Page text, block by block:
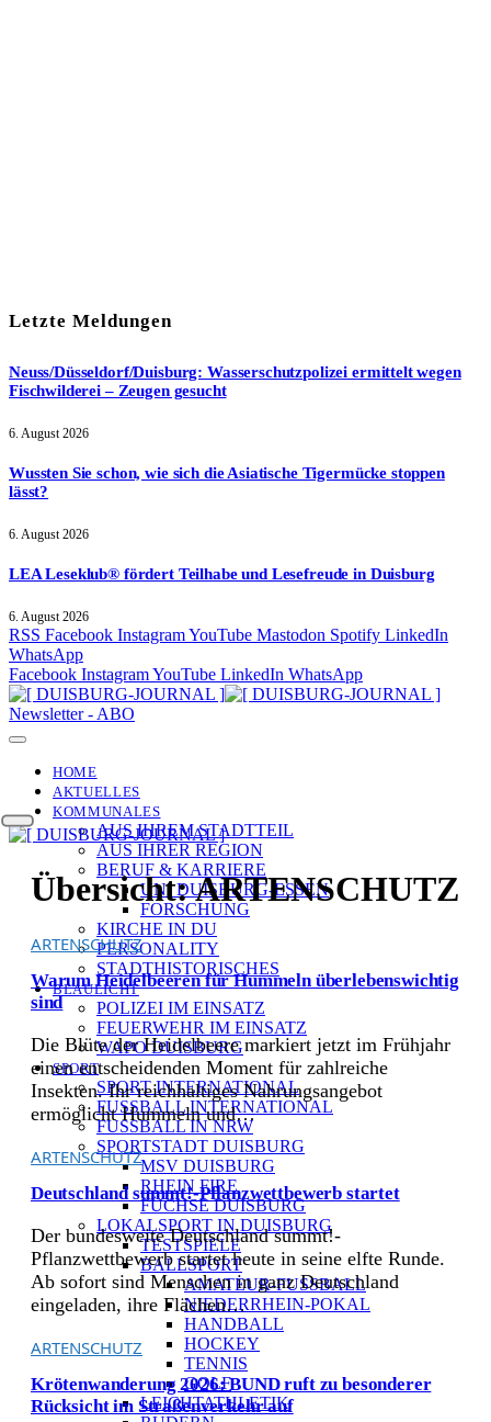
Letzte Meldungen
Neuss/Düsseldorf/Duisburg: Wasserschutzpolizei ermittelt wegen
Fischwilderei – Zeugen gesucht
6. August 2026
Wussten Sie schon, wie sich die Asiatische Tigermücke stoppen
lässt?
6. August 2026
LEA Leseklub® fördert Teilhabe und Lesefreude in Duisburg
6. August 2026
RSS Facebook InstagramYouTube Mastodon Spotify LinkedIn
WhatsApp
Facebook InstagramYouTube LinkedIn WhatsApp
Newsletter - ABO
HOME
AKTUELLES
KOMMUNALES
AUS IHREM STADTTEIL
AUS IHRER REGION
BERUF & KARRIERE
UNI DUISBURG-ESSEN
FORSCHUNG
KIRCHE IN DU
PERSONALITY
STADTHISTORISCHES
BLAULICHT
POLIZEI IM EINSATZ
FEUERWEHR IM EINSATZ
WAPO DUISBURG
SPORT
SPORT INTERNATIONAL
FUSSBALL INTERNATIONAL
FUSSBALL IN NRW
SPORTSTADT DUISBURG
MSV DUISBURG
RHEIN FIRE
FÜCHSE DUISBURG
LOKALSPORT IN DUISBURG
TESTSPIELE
BALLSPORT
AMATEUR-FUSSBALL
NIEDERRHEIN-POKAL
HANDBALL
HOCKEY
TENNIS
GOLF
LEICHTATHLETIK
Übersicht:ARTENSCHUTZ
ARTENSCHUTZ
Warum Heidelbeeren für Hummeln überlebenswichtig
sind
Die Blüte der Heidelbeere markiert jetzt im Frühjahr
einen entscheidenden Moment für zahlreiche
Insekten. Ihr reichhaltiges Nahrungsangebot
ermöglicht Hummeln und…
ARTENSCHUTZ
Deutschland summt!-Pflanzwettbewerb startet
Der bundesweite Deutschland summt!-
Pflanzwettbewerb startet heute in seine elfte Runde.
Ab sofort sind Menschen in ganz Deutschland
eingeladen, ihre Flächen…
ARTENSCHUTZ
Krötenwanderung 2026: BUND ruft zu besonderer
Rücksicht im Straßenverkehr auf